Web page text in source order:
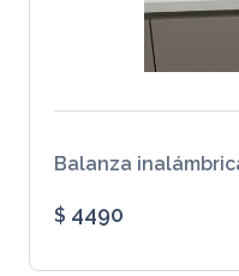
Balanza
$ 4490